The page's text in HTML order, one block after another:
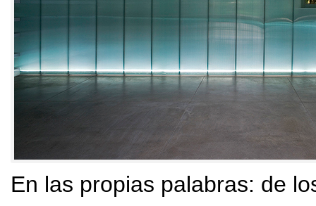
En las propias palabras: de